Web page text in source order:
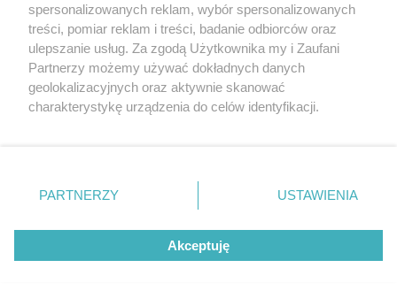
PIŁKA NOŻNA
Górnik Zabrze lepszy na wyjeździe.
Kto strzelał gole?
spersonalizowanych reklam, wybór spersonalizowanych
treści, pomiar reklam i treści, badanie odbiorców oraz
ulepszanie usług. Za zgodą Użytkownika my i Zaufani
Partnerzy możemy używać dokładnych danych
geolokalizacyjnych oraz aktywnie skanować
charakterystykę urządzenia do celów identyfikacji.
zmienić/wycofać klikając przycisk ustawień prywatności
znajdujący się w lewym dolnym rogu strony
rodzaje przetwarzania danych nie wymagają zgody
użytkownika, ale masz prawo sprzeciwić się takiemu
przetwarzaniu. Preferencje będą miały zastosowanie tylko
PARTNERZY USTAWIENIA
Akceptuję